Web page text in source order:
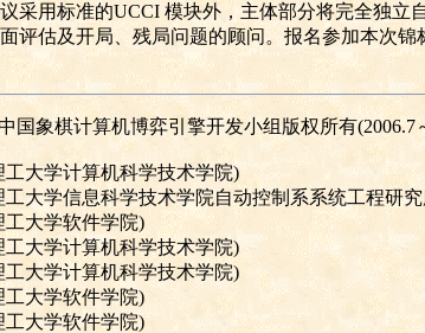
采用标准的UCCI 模块外，主体部分将完全独立
评估及开局、残局问题的顾问。报名参加本次
国象棋计算机博弈引擎开发小组版权所有(2006.7
工大学计算机科学技术学院)
工大学信息科学技术学院自动控制系系统工程研
工大学软件学院)
工大学计算机科学技术学院)
工大学计算机科学技术学院)
工大学软件学院)
工大学软件学院)